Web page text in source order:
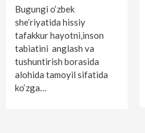
Bugungi o‘zbek
she’riyatida hissiy
tafakkur hayotni,inson
tabiatini anglash va
tushuntirish borasida
alohida tamoyil sifatida
ko‘zga…